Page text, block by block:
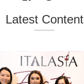
Latest Content